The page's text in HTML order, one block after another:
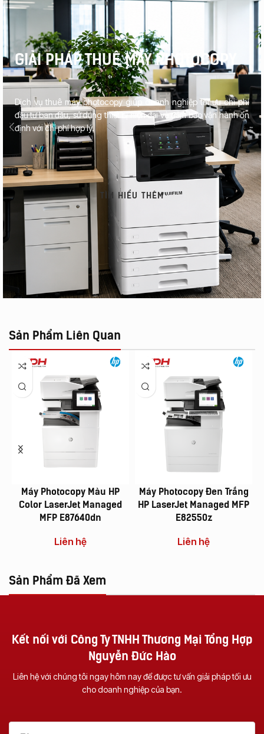
GIẢI PHÁP THUÊ MÁY PHOTOCOPY
Dịch vụ thuê máy photocopy giúp doanh nghiệp tối ưu chi phí
đầu tư ban đầu, sử dụng thiết bị hiện đại và đảm bảo vận hành ổn
định với chi phí hợp lý.
TÌM HIỂU THÊM
Sản Phẩm Liên Quan
Máy Photocopy Màu HP
Color LaserJet Managed
MFP E87640dn
Liên hệ
Máy Photocopy Đen Trắng
HP LaserJet Managed MFP
E82550z
Liên hệ
Sản Phẩm Đã Xem
Kết nối với Công Ty TNHH Thương Mại Tổng Hợp
Nguyễn Đức Hào
Liên hệ với chúng tôi ngay hôm nay để được tư vấn giải pháp tối ưu
cho doanh nghiệp của bạn.